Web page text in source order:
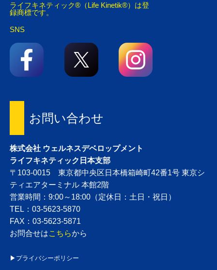
ライフキネティック®（Life Kinetik®）は登
録商標です。
SNS
お問い合わせ
株式会社 ウェルネスデベロップメント
ライフキネティック日本支部
〒103-0015 東京都中央区日本橋箱崎町42番1号 東京シ
ティエアターミナル 本館2階
営業時間：9:00～18:00（定休日：土日・祝日）
TEL：03-5623-5870
FAX：03-5623-5871
お問合せはこちらから
▶プライバシーポリシー